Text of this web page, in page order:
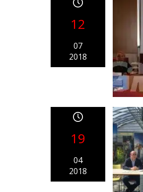
12
07
2018
19
04
2018